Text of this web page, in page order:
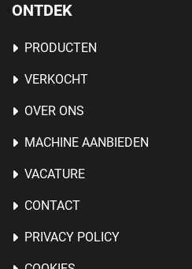
ONTDEK
PRODUCTEN
VERKOCHT
OVER ONS
MACHINE AANBIEDEN
VACATURE
CONTACT
PRIVACY POLICY